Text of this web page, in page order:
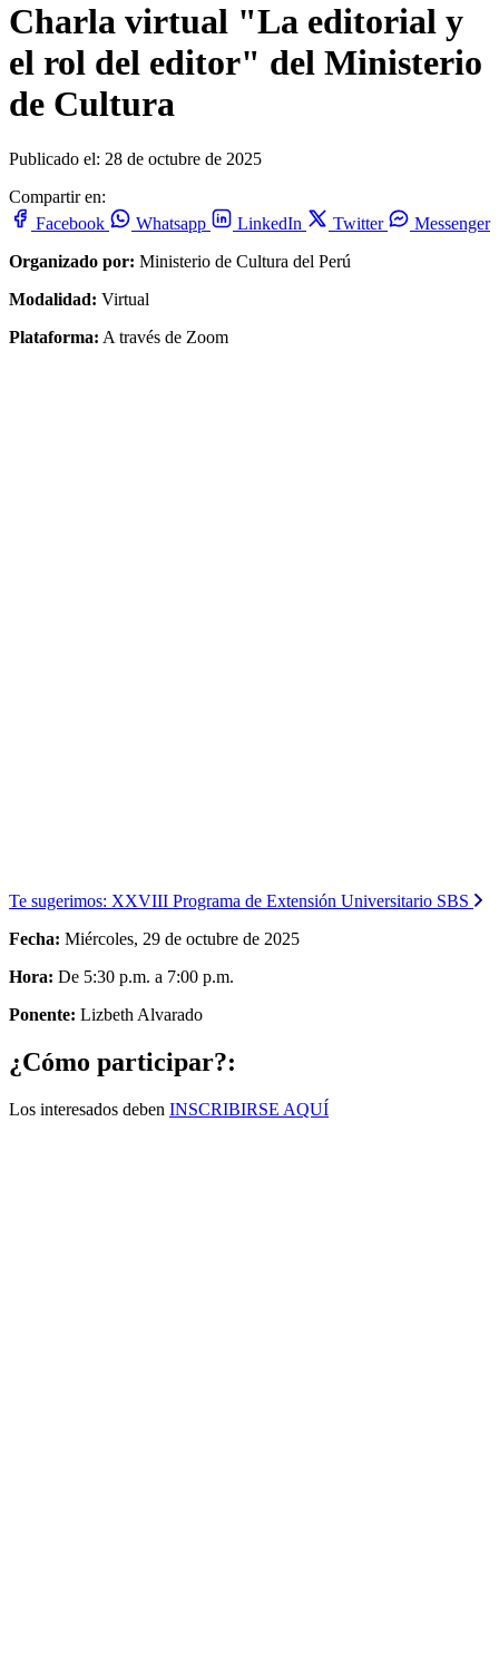
Charla virtual "La editorial y
el rol del editor" del Ministerio
de Cultura
Publicado el: 28 de octubre de 2025
Compartir en:
Facebook
Whatsapp LinkedIn Twitter
Messenger
Organizado por: Ministerio de Cultura del Perú
Modalidad: Virtual
Plataforma: A través de Zoom
Te sugerimos: XXVIII Programa de Extensión Universitario SBS
Fecha: Miércoles, 29 de octubre de 2025
Hora: De 5:30 p.m. a 7:00 p.m.
Ponente: Lizbeth Alvarado
¿Cómo participar?:
Los interesados deben INSCRIBIRSE AQUÍ